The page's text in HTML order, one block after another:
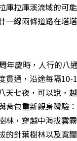
庫拉庫溪流域的可
一線兩條道路在塔
年慶時，人行的八
貫通，沿途每隔10-
天七夜，可以說，
背包重新親身體驗
林，穿越中海拔雲
的針葉樹林以及寬